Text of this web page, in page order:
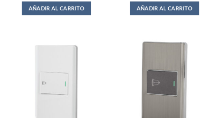
AÑADIR AL CARRITO AÑADIR AL CARRITO